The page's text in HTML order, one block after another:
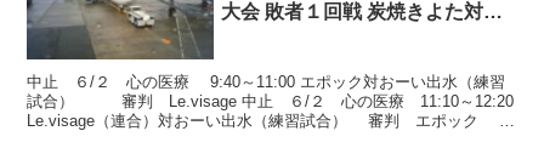
大会 敗者１回戦 炭焼きよた対な
中止 ６/２ 心の医療 9:40～11:00 エポック対おーい出水（練習
試合） 審判 Le.visage 中止 ６/２ 心の医療 11:10～12:20
Le.visage（連合）対おーい出水（練習試合） 審判 エポック 予